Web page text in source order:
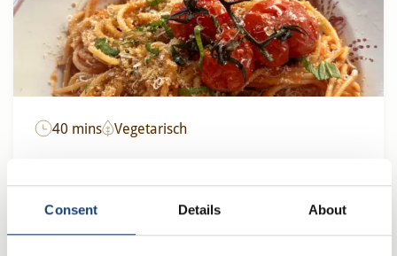
Consent Details About
40 mins Vegetarisch
verborgen groenten en pangrattato